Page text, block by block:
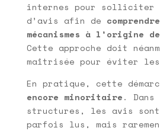
internes pour solliciter
d’avis afin de
mécanismes à l’origine
Cette approche doit
maîtrisée pour éviter les
En pratique, cette
encore minoritaire. Dans
structures, les avis
parfois lus, mais